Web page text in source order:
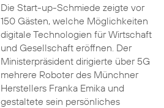
Die Start-up-Schmiede zeigte vor
150 Gästen, welche Möglichkeiten
digitale Technologien für Wirtschaft
und Gesellschaft eröffnen. Der
Ministerpräsident dirigierte über 5G
mehrere Roboter des Münchner
Herstellers Franka Emika und
gestaltete sein persönliches